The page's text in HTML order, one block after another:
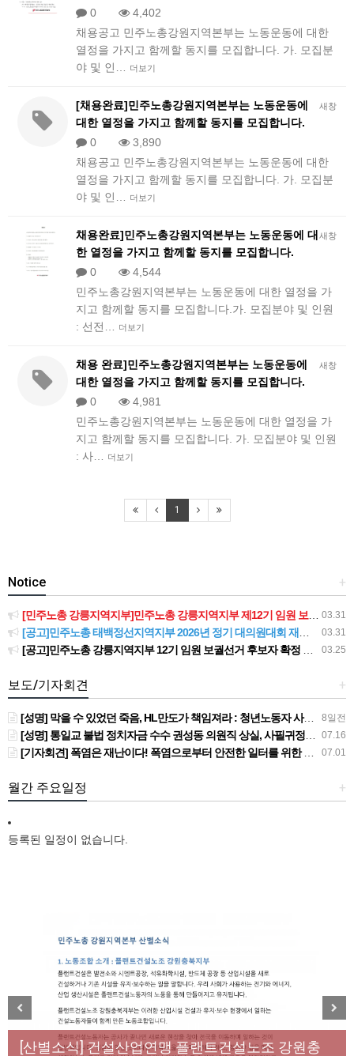
0
4,402
채용공고 민주노총강원지역본부는 노동운동에 대한
열정을 가지고 함께할 동지를 모집합니다. 가. 모집분
야 및 인…
더보기
새창
[채용완료]민주노총강원지역본부는 노동운동에
대한 열정을 가지고 함께할 동지를 모집합니다.
0
3,890
채용공고 민주노총강원지역본부는 노동운동에 대한
열정을 가지고 함께할 동지를 모집합니다. 가. 모집분
야 및 인…
더보기
새창
채용완료]민주노총강원지역본부는 노동운동에 대
한 열정을 가지고 함께할 동지를 모집합니다.
0
4,544
민주노총강원지역본부는 노동운동에 대한 열정을 가
지고 함께할 동지를 모집합니다.가. 모집분야 및 인원
: 선전…
더보기
새창
채용 완료]민주노총강원지역본부는 노동운동에
대한 열정을 가지고 함께할 동지를 모집합니다.
0
4,981
민주노총강원지역본부는 노동운동에 대한 열정을 가
지고 함께할 동지를 모집합니다. 가. 모집분야 및 인원
: 사…
더보기
1
+
Notice
03.31
[민주노총 강릉지역지부]민주노총 강릉지역지부 제12기 임원 보궐선거결과 공고
03.31
[공고]민주노총 태백정선지역지부 2026년 정기 대의원대회 재소집 건
03.25
[공고]민주노총 강릉지역지부 12기 임원 보궐선거 후보자 확정 공고
+
보도/기자회견
8일전
[성명] 막을 수 있었던 죽음, HL만도가 책임져라 : 청년노동자 사망사고의 철저한 진상규명과 재발방지 대책 마련하라
07.16
[성명] 통일교 불법 정치자금 수수 권성동 의원직 상실, 사필귀정이다
07.01
[기자회견] 폭염은 재난이다! 폭염으로부터 안전한 일터를 위한 민주노총 강원지역본부 폭염감시단 선포 기자회견
+
월간 주요일정
등록된 일정이 없습니다.
[성명] 막을 수 있었던 죽음, HL만도가 책임져라 : 청
년노동자 사망사고의 철저한 진상규명과 재발방지
[산별소식] 건설산업연맹 플랜트건설노조 강원충
Previous Next